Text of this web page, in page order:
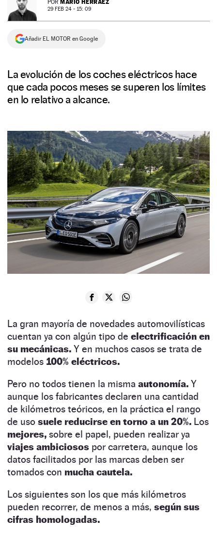
NEWSLETTER
SÍGUENOS
POR MARIO HERRÁEZ
29 FEB 24 - 15: 09
Añadir EL MOTOR en Google
La evolución de los coches eléctricos hace
que cada pocos meses se superen los límites
en lo relativo a alcance.
La gran mayoría de novedades automovilísticas
cuentan ya con algún tipo de electrificación en
su mecánicas. Y en muchos casos se trata de
modelos 100% eléctricos.
Pero no todos tienen la misma autonomía. Y
aunque los fabricantes declaren una cantidad
de kilómetros teóricos, en la práctica el rango
de uso suele reducirse en torno a un 20%. Los
mejores, sobre el papel, pueden realizar ya
viajes ambiciosos por carretera, aunque los
datos facilitados por las marcas deben ser
tomados con mucha cautela.
Los siguientes son los que más kilómetros
pueden recorrer, de menos a más, según sus
cifras homologadas.